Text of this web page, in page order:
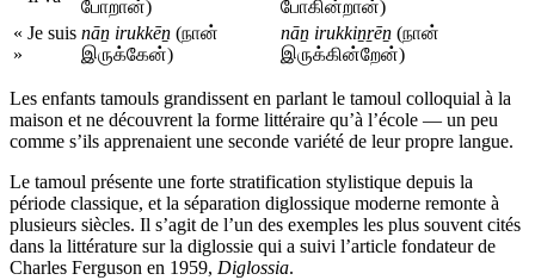
போறான்)
போகின்றான்)
« Je suis
»
nāṉ irukkēṉ (நான்
இருக்கேன்)
nāṉ irukkiṉṟēṉ (நான்
இருக்கின்றேன்)
Les enfants tamouls grandissent en parlant le tamoul colloquial à la
maison et ne découvrent la forme littéraire qu’à l’école — un peu
comme s’ils apprenaient une seconde variété de leur propre langue.
Le tamoul présente une forte stratification stylistique depuis la
période classique, et la séparation diglossique moderne remonte à
plusieurs siècles. Il s’agit de l’un des exemples les plus souvent cités
dans la littérature sur la diglossie qui a suivi l’article fondateur de
Charles Ferguson en 1959, Diglossia.